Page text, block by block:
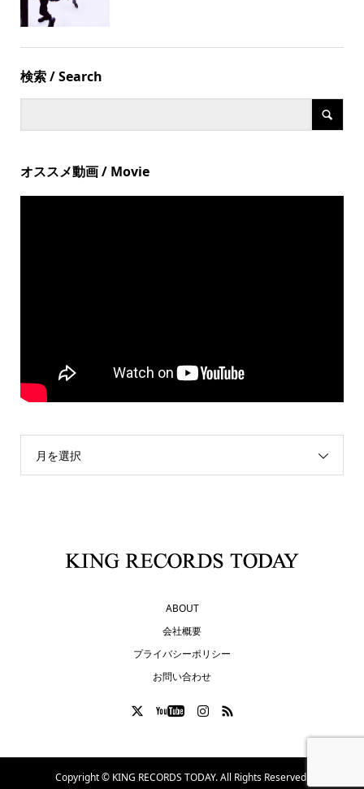
検索 / Search
オススメ動画 / Movie
月を選択
ABOUT
会社概要
プライバシーポリシー
お問い合わせ
Copyright © KING RECORDS TODAY. All Rights Reserved.